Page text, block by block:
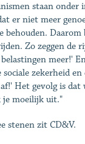
staan onder
er niet meer
behouden. Daarom
Zo zeggen de
meer!'
sociale zekerheid
Het gevolg is
je moeilijk uit."
stenen zit CD&V.